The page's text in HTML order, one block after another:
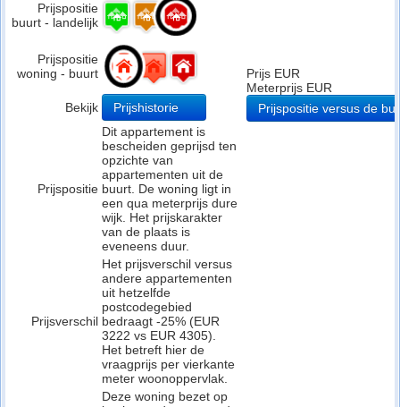
Prijspositie
buurt - landelijk
Prijspositie
woning - buurt
Bekijk Prijshistorie
Prijspositie
Dit appartement is
bescheiden geprijsd ten
opzichte van
appartementen uit de
buurt. De woning ligt in
een qua meterprijs dure
wijk. Het prijskarakter
van de plaats is
eveneens duur.
Prijsverschil
Het prijsverschil versus
andere appartementen
uit hetzelfde
postcodegebied
bedraagt -25% (EUR
3222 vs EUR 4305).
Het betreft hier de
vraagprijs per vierkante
meter woonoppervlak.
Deze woning bezet op
Prijs EUR
Meterprijs EUR
Prijspositie versus de